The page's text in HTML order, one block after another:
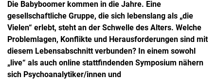
Die Babyboomer kommen in die Jahre. Eine
gesellschaftliche Gruppe, die sich lebenslang als „die
Vielen“ erlebt, steht an der Schwelle des Alters. Welche
Problemlagen, Konflikte und Herausforderungen sind mit
diesem Lebensabschnitt verbunden? In einem sowohl
„live“ als auch online stattfindenden Symposium nähern
sich Psychoanalytiker/innen und